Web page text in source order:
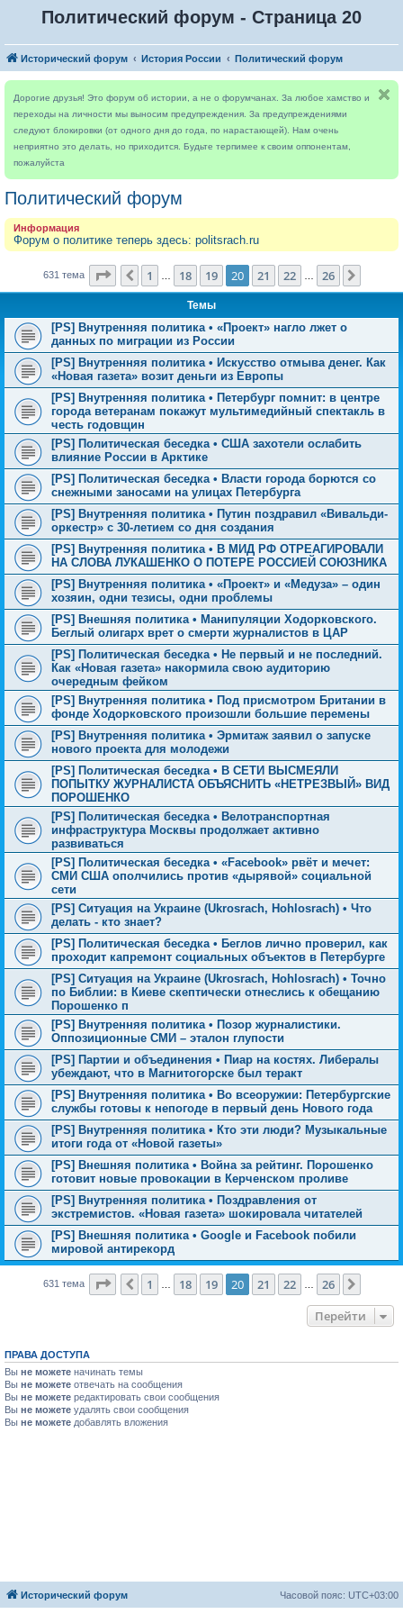
Политический форум - Страница 20
Исторический форум История России Политический форум
Дорогие друзья! Это форум об истории, а не о форумчанах. За любое хамство и
переходы на личности мы выносим предупреждения. За предупреждениями
следуют блокировки (от одного дня до года, по нарастающей). Нам очень
неприятно это делать, но приходится. Будьте терпимее к своим оппонентам,
пожалуйста
Политический форум
Информация
Форум о политике теперь здесь: politsrach.ru
631 тема Страница 20из 26
Пред.
1 18 19 20 21 22 26
Темы
[PS] Внутренняя политика • «Проект» нагло лжет о
данных по миграции из России
[PS] Внутренняя политика • Искусство отмыва денег. Как
«Новая газета» возит деньги из Европы
[PS] Внутренняя политика • Петербург помнит: в центре
города ветеранам покажут мультимедийный спектакль в
честь годовщин
[PS] Политическая беседка • США захотели ослабить
влияние России в Арктике
[PS] Политическая беседка • Власти города борются со
снежными заносами на улицах Петербурга
[PS] Внутренняя политика • Путин поздравил «Вивальди-
оркестр» с 30-летием со дня создания
[PS] Внутренняя политика • В МИД РФ ОТРЕАГИРОВАЛИ
НА СЛОВА ЛУКАШЕНКО О ПОТЕРЕ РОССИЕЙ СОЮЗНИКА
[PS] Внутренняя политика • «Проект» и «Медуза» – один
хозяин, одни тезисы, одни проблемы
[PS] Внешняя политика • Манипуляции Ходорковского.
Беглый олигарх врет о смерти журналистов в ЦАР
[PS] Политическая беседка • Не первый и не последний.
Как «Новая газета» накормила свою аудиторию
очередным фейком
[PS] Внутренняя политика • Под присмотром Британии в
фонде Ходорковского произошли большие перемены
[PS] Внутренняя политика • Эрмитаж заявил о запуске
нового проекта для молодежи
[PS] Политическая беседка • В СЕТИ ВЫСМЕЯЛИ
ПОПЫТКУ ЖУРНАЛИСТА ОБЪЯСНИТЬ «НЕТРЕЗВЫЙ» ВИД
ПОРОШЕНКО
[PS] Политическая беседка • Велотранспортная
инфраструктура Москвы продолжает активно
развиваться
[PS] Политическая беседка • «Facebook» рвёт и мечет:
СМИ США ополчились против «дырявой» социальной
сети
[PS] Ситуация на Украине (Ukrosrach, Hohlosrach) • Что
делать - кто знает?
[PS] Политическая беседка • Беглов лично проверил, как
проходит капремонт социальных объектов в Петербурге
[PS] Ситуация на Украине (Ukrosrach, Hohlosrach) • Точно
по Библии: в Киеве скептически отнеслись к обещанию
Порошенко п
[PS] Внутренняя политика • Позор журналистики.
Оппозиционные СМИ – эталон глупости
[PS] Партии и объединения • Пиар на костях. Либералы
убеждают, что в Магнитогорске был теракт
[PS] Внутренняя политика • Во всеоружии: Петербургские
службы готовы к непогоде в первый день Нового года
[PS] Внутренняя политика • Кто эти люди? Музыкальные
итоги года от «Новой газеты»
[PS] Внешняя политика • Война за рейтинг. Порошенко
готовит новые провокации в Керченском проливе
[PS] Внутренняя политика • Поздравления от
экстремистов. «Новая газета» шокировала читателей
[PS] Внешняя политика • Google и Facebook побили
мировой антирекорд
631 тема Страница 20из 26
Пред.
1 18 19 20 21 22 26
Перейти
ПРАВА ДОСТУПА
Вы не можете начинать темы
Вы не можете отвечать на сообщения
Вы не можете редактировать свои сообщения
Вы не можете удалять свои сообщения
Вы не можете добавлять вложения
Исторический форум Часовой пояс: UTC+03:00